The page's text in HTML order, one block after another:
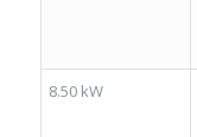
8.50 kW